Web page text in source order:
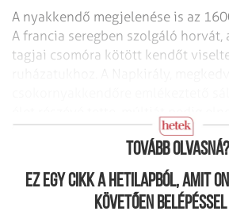
A nyakkendő megjelenése is az
A francia seregben szolgáló horvát,
tagjai csomóra kötött kendőt
számos nemzet a mai napig őrzi.
Tovább olvasná?
Ez egy cikk a hetilapból, amit
követően